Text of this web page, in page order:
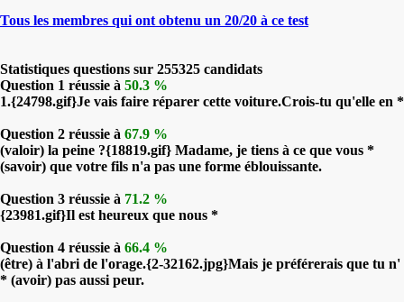
Tous les membres qui ont obtenu un 20/20 à ce test
Statistiques questions sur 255325 candidats
Question 1 réussie à 50.3 %
1.{24798.gif}Je vais faire réparer cette voiture.Crois-tu qu'elle en *
Question 2 réussie à 67.9 %
(valoir) la peine ?{18819.gif} Madame, je tiens à ce que vous *
(savoir) que votre fils n'a pas une forme éblouissante.
Question 3 réussie à 71.2 %
{23981.gif}Il est heureux que nous *
Question 4 réussie à 66.4 %
(être) à l'abri de l'orage.{2-32162.jpg}Mais je préférerais que tu n'
* (avoir) pas aussi peur.